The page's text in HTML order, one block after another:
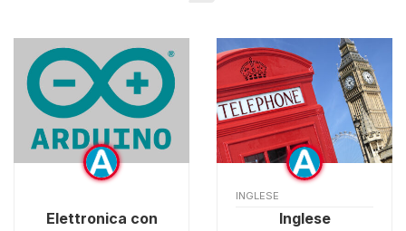
Elettronica con
INGLESE
Inglese